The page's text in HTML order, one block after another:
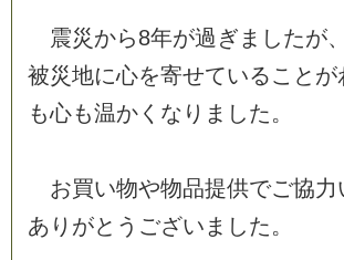
震災から8年が過 ぎ ま したが、
被災地に心を寄せているこ と が
も心も温か く な り ま した。
お買い物や物品提供でご協力
あ り がと う ござい ま した。